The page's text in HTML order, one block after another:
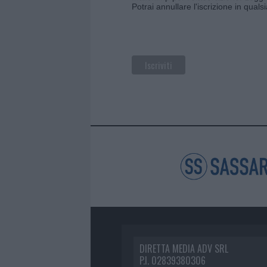
Potrai annullare l'iscrizione in
DIRETTA MEDIA ADV SRL
P.I. 02839380306